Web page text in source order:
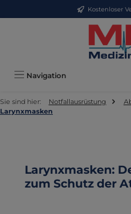
Zum Hauptinhalt springenKostenloser
Navigation
Sie sind hier: Notfallausrüstung
Larynxmasken
Larynxmasken:
zum Schutz der